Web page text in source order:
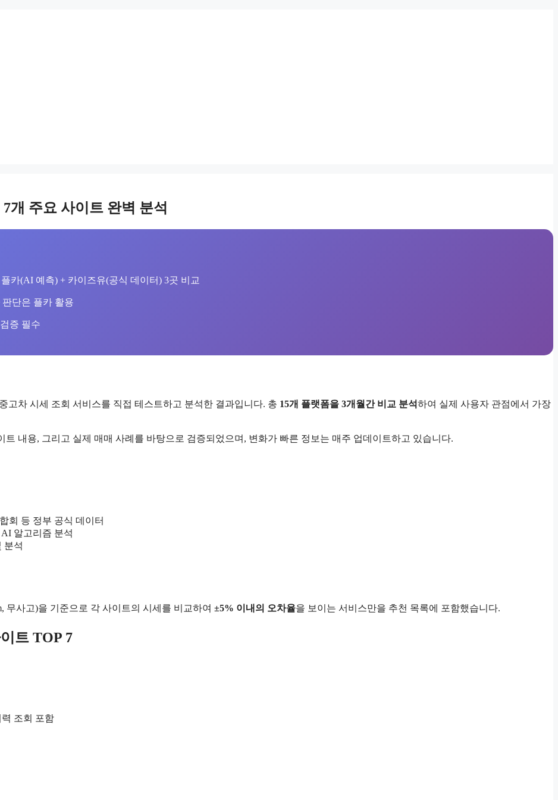
개 주요 사이트 완벽 분석
카(AI 예측) + 카이즈유(공식 데이터) 3곳 비교
단은 플카 활용
증 필수
고차 시세 조회 서비스를 직접 테스트하고 분석한 결과입니다. 총 15개 플랫폼을 3개월간 비교 분석하여 실제 사용자 관점에서 가장
내용, 그리고 실제 매매 사례를 바탕으로 검증되었으며, 변화가 빠른 정보는 매주 업데이트하고 있습니다.
회 등 정부 공식 데이터
알고리즘 분석
분석
무사고)을 기준으로 각 사이트의 시세를 비교하여 ±5% 이내의 오차율을 보이는 서비스만을 추천 목록에 포함했습니다.
트 TOP 7
조회 포함